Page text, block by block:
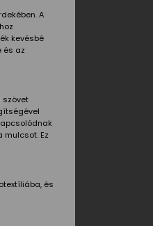
A
kevésbé
és az
szövet
Ez
és